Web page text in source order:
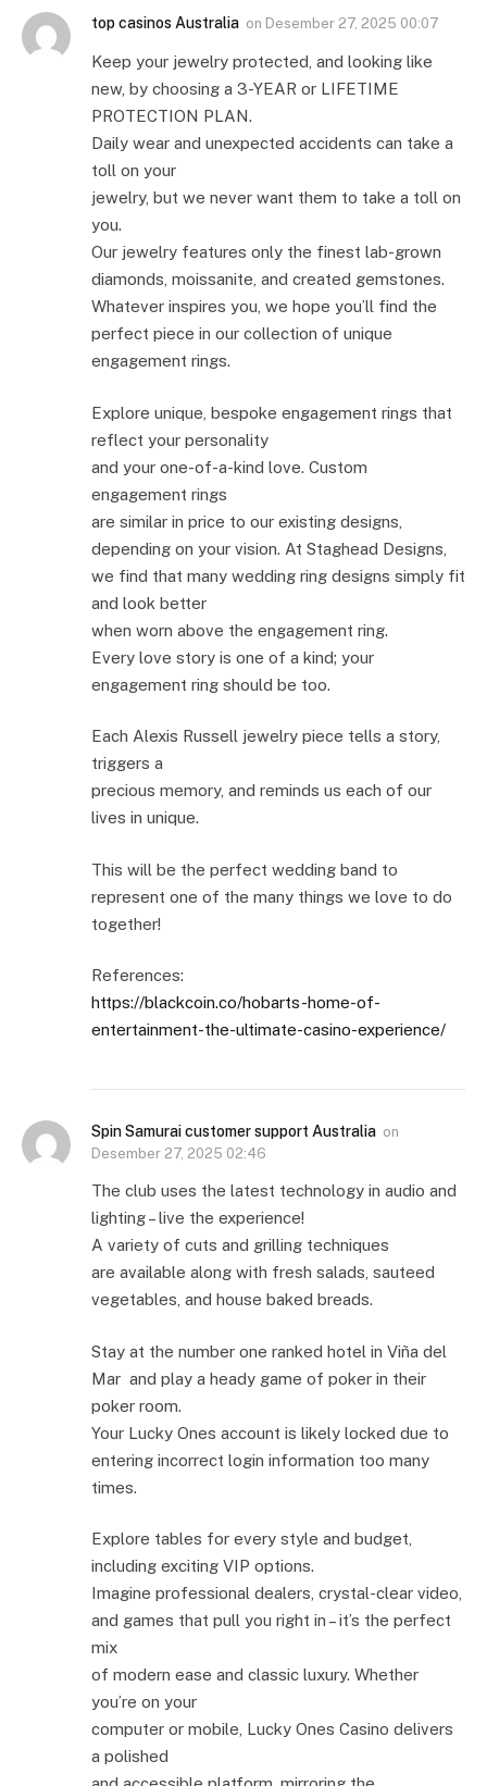
top casinos Australia on Desember 27, 2025 00:07
Keep your jewelry protected, and looking like
new, by choosing a 3-YEAR or LIFETIME
PROTECTION PLAN.
Daily wear and unexpected accidents can take a
toll on your
jewelry, but we never want them to take a toll on
you.
Our jewelry features only the finest lab-grown
diamonds, moissanite, and created gemstones.
Whatever inspires you, we hope you’ll find the
perfect piece in our collection of unique
engagement rings.
Explore unique, bespoke engagement rings that
reflect your personality
and your one-of-a-kind love. Custom
engagement rings
are similar in price to our existing designs,
depending on your vision. At Staghead Designs,
we find that many wedding ring designs simply fit
and look better
when worn above the engagement ring.
Every love story is one of a kind; your
engagement ring should be too.
Each Alexis Russell jewelry piece tells a story,
triggers a
precious memory, and reminds us each of our
lives in unique.
This will be the perfect wedding band to
represent one of the many things we love to do
together!
References:
https://blackcoin.co/hobarts-home-of-
entertainment-the-ultimate-casino-experience/
Spin Samurai customer support Australia on
Desember 27, 2025 02:46
The club uses the latest technology in audio and
lighting – live the experience!
A variety of cuts and grilling techniques
are available along with fresh salads, sauteed
vegetables, and house baked breads.
Stay at the number one ranked hotel in Viña del
Mar and play a heady game of poker in their
poker room.
Your Lucky Ones account is likely locked due to
entering incorrect login information too many
times.
Explore tables for every style and budget,
including exciting VIP options.
Imagine professional dealers, crystal-clear video,
and games that pull you right in – it’s the perfect
mix
of modern ease and classic luxury. Whether
you’re on your
computer or mobile, Lucky Ones Casino delivers
a polished